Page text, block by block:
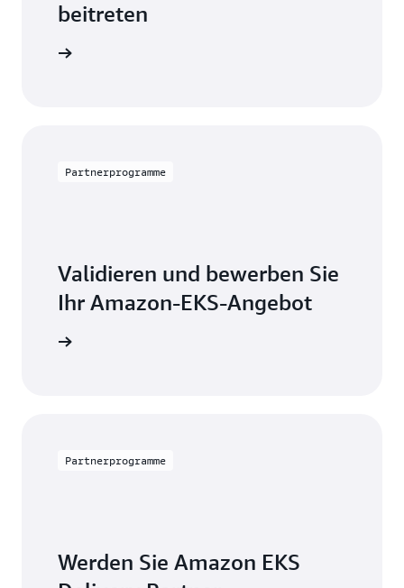
beitreten
Partnerprogramme
Validieren und bewerben Sie
Ihr Amazon-EKS-Angebot
Partnerprogramme
Werden Sie Amazon EKS